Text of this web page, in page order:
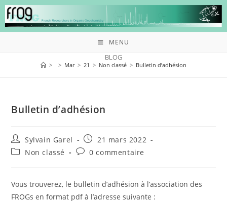
MENU
BLOG
> > Mar > 21 > Non classé > Bulletin d’adhésion
Bulletin d’adhésion
Sylvain Garel
21 mars 2022
Non classé
0 commentaire
Vous trouverez, le bulletin d’adhésion à l’association des
FROGs en format pdf à l’adresse suivante :